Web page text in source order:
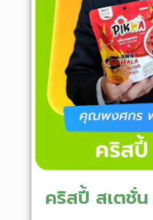
คริสปี้ สเตชั่